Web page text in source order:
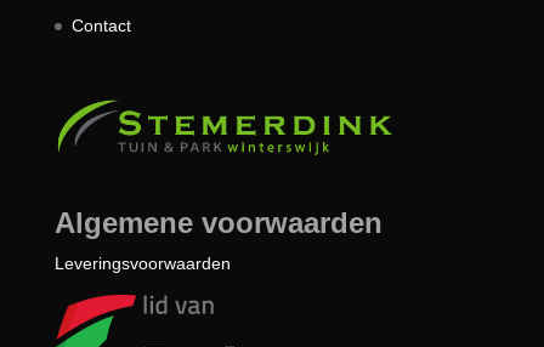
Contact
Algemene voorwaarden
Leveringsvoorwaarden